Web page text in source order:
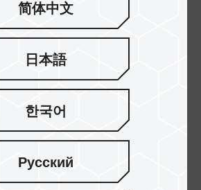
寫次數)，隨機寫入效能達 500
消費者可快速執行 APP 應用程式
工作，能安裝更多 APP 應用程
简体中文
日本語
한국어
Русский